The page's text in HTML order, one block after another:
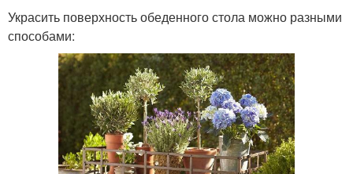
Украсить поверхность обеденного стола можно разными
способами: